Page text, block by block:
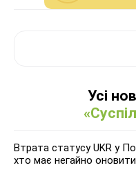
Усі
Втрата статусу UKR у
хто має негайно оновити